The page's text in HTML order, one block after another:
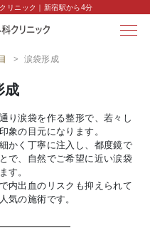
リニック｜新宿駅から4分
> 涙袋形成
成
り涙袋を作る整形で、若々し
象の目元になります。
かく丁寧に注入し、都度鏡で
で、自然でご希望に近い涙袋
す。
内出血のリスクも抑えられて
気の施術です。